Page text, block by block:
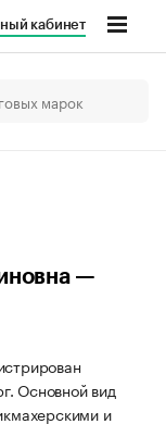
кабинет
—
Основной вид
и